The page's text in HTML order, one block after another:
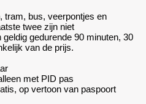
tram, bus, veerpontjes en
twee zijn niet
gedurende 90 minuten, 30
van de prijs.
met PID pas
op vertoon van paspoort